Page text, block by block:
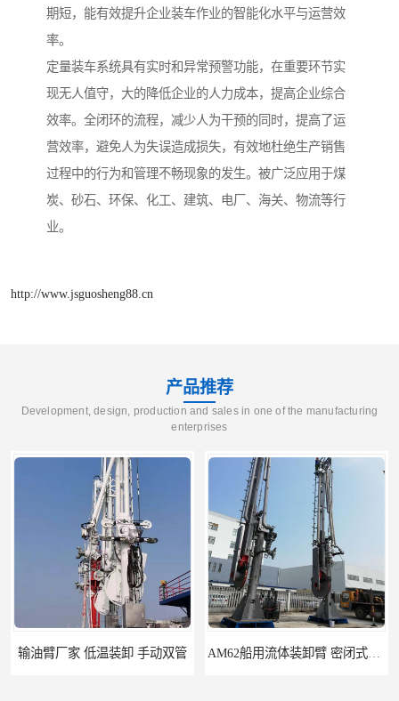
期短，能有效提升企业装车作业的智能化水平与运营效
率。
定量装车系统具有实时和异常预警功能，在重要环节实
现无人值守，大的降低企业的人力成本，提高企业综合
效率。全闭环的流程，减少人为干预的同时，提高了运
营效率，避免人为失误造成损失，有效地杜绝生产销售
过程中的行为和管理不畅现象的发生。被广泛应用于煤
炭、砂石、环保、化工、建筑、电厂、海关、物流等行
业。
http://www.jsguosheng88.cn
产品推荐
Development, design, production and sales in one of the manufacturing
enterprises
装卸 手动双管 AM62船用流体装卸臂 密闭式装卸臂 多种型号可供选择